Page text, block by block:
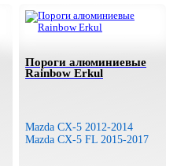
Пороги алюминиевые
Rainbow Erkul
Mazda CX-5 2012-2014
Mazda CX-5 FL 2015-2017